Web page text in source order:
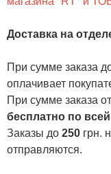
Доставка на
При сумме заказа
оплачивает
При сумме заказа от
бесплатно по
Заказы до 250 грн.
отправляются.